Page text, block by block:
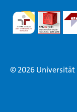
© 2026 Universität